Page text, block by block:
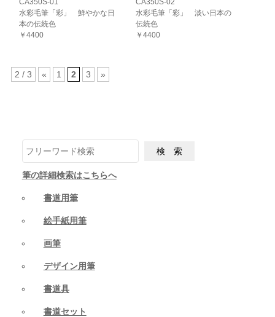
CA350S-01
水彩毛筆「彩」 鮮やかな日
本の伝統色
￥4400
CA350S-02
水彩毛筆「彩」 淡い日本の
伝統色
￥4400
2 / 3 « 1 2 3 »
筆の詳細検索はこちらへ
書道用筆
絵手紙用筆
画筆
デザイン用筆
書道具
書道セット